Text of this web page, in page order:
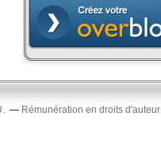
Rémunération en droits d'auteur